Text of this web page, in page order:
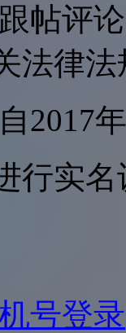
帖评
法律
2017
行实名
号登录